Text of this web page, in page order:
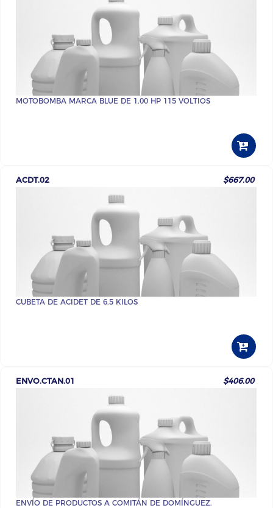
MOTOBOMBA MARCA BLUE DE 1.00 HP 115 VOLTIOS
ACDT.02 $667.00
CUBETA DE ACIDET DE 6.5 KILOS
ENVO.CTAN.01 $406.00
ENVÍO DE PRODUCTOS A COMITÁN DE DOMÍNGUEZ.